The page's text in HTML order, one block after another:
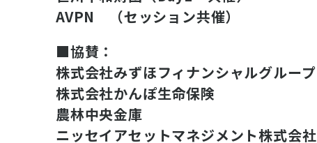
AVPN （セッション共催）
■協賛：
株式会社みずほフィナンシャルグループ
株式会社かんぽ生命保険
農林中央金庫
ニッセイアセットマネジメント株式会社